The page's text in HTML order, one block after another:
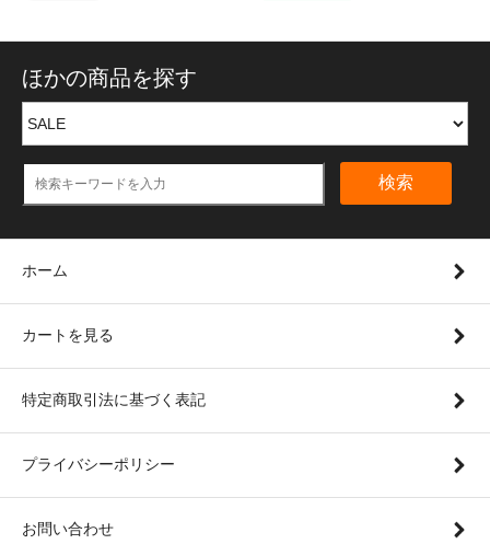
ほかの商品を探す
検索
ホーム
カートを見る
特定商取引法に基づく表記
プライバシーポリシー
お問い合わせ